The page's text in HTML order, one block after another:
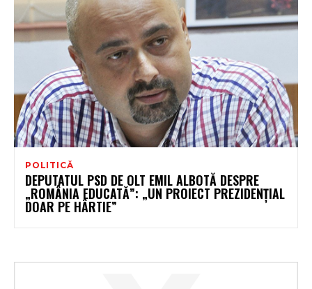
POLITICĂ
DEPUTATUL PSD DE OLT EMIL ALBOTĂ DESPRE
„ROMÂNIA EDUCATĂ”: „UN PROIECT PREZIDENȚIAL
DOAR PE HÂRTIE”